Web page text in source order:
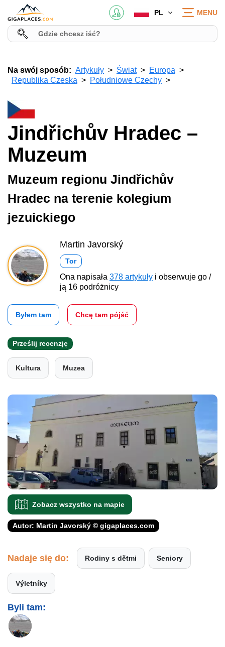
PL MENU
Na swój sposób: Artykuły Świat
Europa
Republika Czeska
Południowe Czechy
Jindřichův Hradec –
Muzeum
Muzeum regionu Jindřichův
Hradec na terenie kolegium
jezuickiego
Martin Javorský
Tor
Ona napisała 378 artykuły i obserwuje go /
ją 16 podróżnicy
Byłem tam Chcę tam pójść
Prześlij recenzję
Kultura Muzea
Zobacz wszystko na mapie
Autor: Martin Javorský © gigaplaces.com
Nadaje się do: Rodiny s dětmi Seniory
Výletníky
Byli tam: